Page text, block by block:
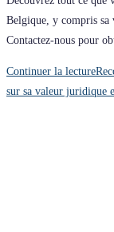
Belgique, y compris sa
Contactez-nous pour
Continuer la lecture
sur sa valeur juridique